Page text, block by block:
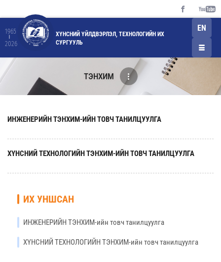
1965
2026
ХҮНСНИЙ ҮЙЛДВЭРЛЭЛ, ТЕХНОЛОГИЙН ИХ
СУРГУУЛЬ
EN
ТЭНХИМ
ИНЖЕНЕРИЙН ТЭНХИМ-ИЙН ТОВЧ ТАНИЛЦУУЛГА
ХҮНСНИЙ ТЕХНОЛОГИЙН ТЭНХИМ-ИЙН ТОВЧ ТАНИЛЦУУЛГА
ИХ УНШСАН
ИНЖЕНЕРИЙН ТЭНХИМ-ийн товч танилцуулга
ХҮНСНИЙ ТЕХНОЛОГИЙН ТЭНХИМ-ийн товч танилцуулга